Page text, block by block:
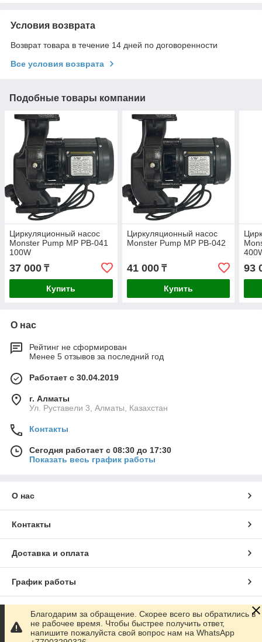
Условия возврата
Возврат товара в течение 14 дней по договоренности
Все условия возврата
Подобные товары компании
Циркуляционный насос
Monster Pump MP PB-041
100W
37 000 ₸
Купить
Циркуляционный насос
Monster Pump MP PB-042
41 000₸
Купить
93
О нас
Рейтинг не сформирован
Менее 5 отзывов за последний год
Работает с 30.04.2019
г. Алматы
Ул. Руставели 3, Алматы, Казахстан
Контакты
Сегодня работает с 08:30 до 17:30
Показать весь график работы
О нас
Контакты
Доставка и оплата
График работы
Полная версия сайта
Сайт создан на маркетплейсе Satu.kz
Благодарим за обращение. Скорее всего вы обратились в
не рабочее время. Чтобы быстрее получить ответ,
напишите пожалуйста свой вопрос нам на WhatsApp